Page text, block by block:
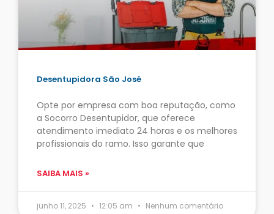
Desentupidora São José
Opte por empresa com boa reputação, como
a Socorro Desentupidor, que oferece
atendimento imediato 24 horas e os melhores
profissionais do ramo. Isso garante que
SAIBA MAIS »
junho 11, 2025 12:05 am Nenhum comentário